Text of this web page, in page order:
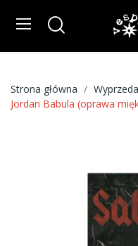
Strona główna
Jordan Babula (oprawa